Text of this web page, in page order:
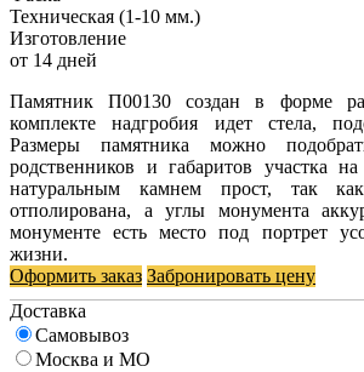
Техническая (1-10 мм.)
Изготовление
от 14 дней
Памятник П00130 создан в форме
комплекте надгробия идет стела,
Размеры памятника можно
родственников и габаритов участка
натуральным камнем прост, так
отполирована, а углы монумента
монументе есть место под портрет
жизни.
Оформить заказ Забронировать цену
Доставка
Самовывоз
Москва и МО